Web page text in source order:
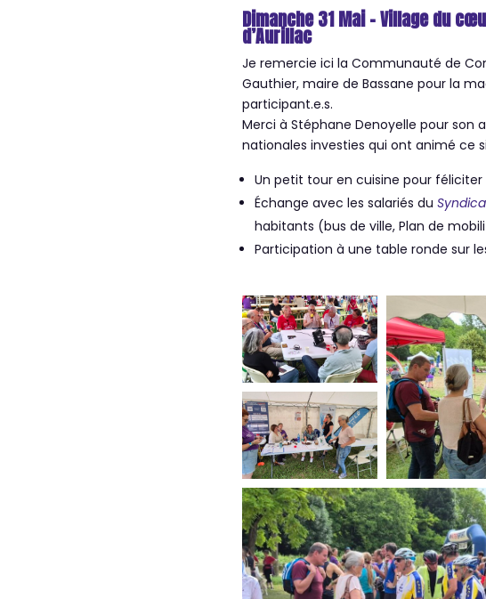
Dimanche 31 Mai – Village du
d’Aurillac
Je remercie ici la Communauté de
Gauthier, maire de Bassane pour la
participant.e.s.
Merci à Stéphane Denoyelle pour son
nationales investies qui ont animé ce
Un petit tour en cuisine pour
Échange avec les salariés du
habitants (bus de ville, Plan de
Participation à une table ronde sur